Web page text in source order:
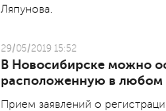
Ляпунова.
29/05/2019 15:52
В Новосибирске можно
расположенную в любом
Прием заявлений о